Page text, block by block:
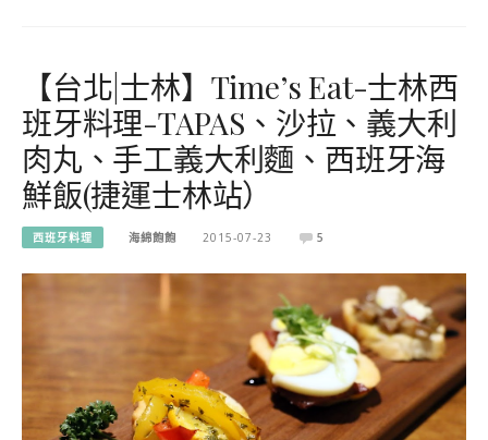
【台北|士林】Time’s Eat-士林西
班牙料理-TAPAS、沙拉、義大利
肉丸、手工義大利麵、西班牙海
鮮飯(捷運士林站）
西班牙料理 海綿飽飽 2015-07-23 5